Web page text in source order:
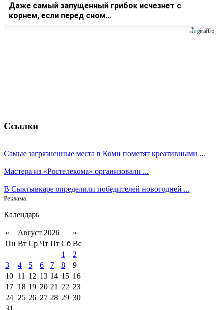
Даже самый запущенный грибок исчезнет с
корнем, если перед сном…
Ссылки
Самые загрязненные места в Коми пометят креативными ...
Мастера из «Ростелекома» организовали ...
В Сыктывкаре определили победителей новогодней ...
Реклама.
Календарь
« Август 2026
»
Пн Вт Ср Чт Пт Сб Вс
1
2
3
4 5 6 7 8
9
10 11 12 13 14 15 16
17 18 19 20 21 22 23
24 25 26 27 28 29 30